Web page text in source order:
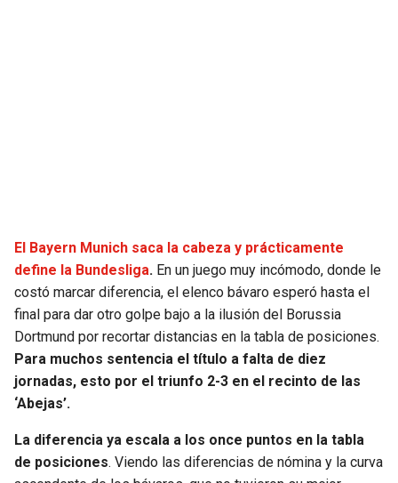
El Bayern Munich saca la cabeza y prácticamente
define la Bundesliga. En un juego muy incómodo, donde le
costó marcar diferencia, el elenco bávaro esperó hasta el
final para dar otro golpe bajo a la ilusión del Borussia
Dortmund por recortar distancias en la tabla de posiciones.
Para muchos sentencia el título a falta de diez
jornadas, esto por el triunfo 2-3 en el recinto de las
‘Abejas’.
La diferencia ya escala a los once puntos en la tabla
de posiciones. Viendo las diferencias de nómina y la curva